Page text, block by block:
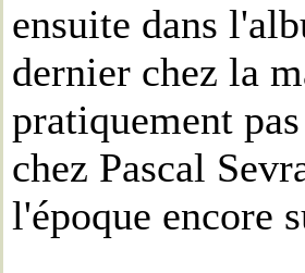
ensuite dans
dernier chez la
pratiquement
chez Pascal
l'époque encore